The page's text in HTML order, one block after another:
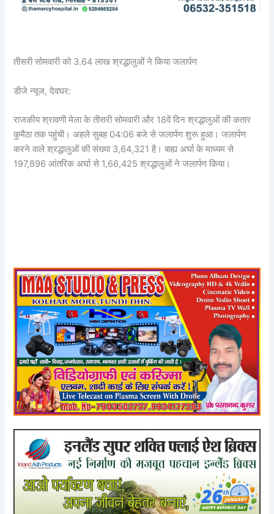
तीसरी सोमवारी को 3.64 लाख श्रद्धालुओं ने किया जलार्पण
डीजे न्यूज, देवघर:
राजकीय श्रावणी मेला के तीसरी सोमवारी और 18वें दिन श्रद्धालुओं की कतार
कुमैठा तक पहुंची। अहले सुबह 04:06 बजे से जलार्पण शुरू हुआ। जलार्पण
करने वाले श्रद्धालुओं की संख्या 3,64,321 है। बाह्य अर्घा के माध्यम से
197,896 आंतरिक अर्घा से 1,66,425 श्रद्धालुओं ने जलार्पण किया।